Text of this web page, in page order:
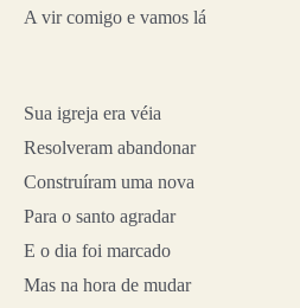
A vir comigo e vamos lá
Sua igreja era véia
Resolveram abandonar
Construíram uma nova
Para o santo agradar
E o dia foi marcado
Mas na hora de mudar